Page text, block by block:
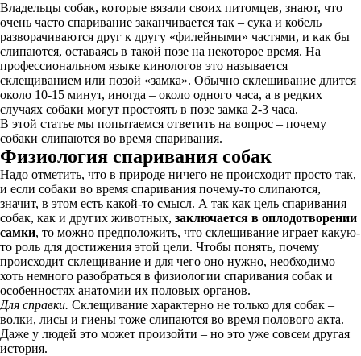
Владельцы собак, которые вязали своих питомцев, знают, что
очень часто спаривание заканчивается так – сука и кобель
разворачиваются друг к другу «филейными» частями, и как бы
слипаются, оставаясь в такой позе на некоторое время. На
профессиональном языке кинологов это называется
склещиванием или позой «замка». Обычно склещивание длится
около 10-15 минут, иногда – около одного часа, а в редких
случаях собаки могут простоять в позе замка 2-3 часа.
В этой статье мы попытаемся ответить на вопрос – почему
собаки слипаются во время спаривания.
Физиология спаривания собак
Надо отметить, что в природе ничего не происходит просто так,
и если собаки во время спаривания почему-то слипаются,
значит, в этом есть какой-то смысл. А так как цель спаривания
собак, как и других животных, заключается в оплодотворении
самки, то можно предположить, что склещивание играет какую-
то роль для достижения этой цели. Чтобы понять, почему
происходит склещивание и для чего оно нужно, необходимо
хоть немного разобраться в физиологии спаривания собак и
особенностях анатомии их половых органов.
Для справки. Склещивание характерно не только для собак –
волки, лисы и гиены тоже слипаются во время полового акта.
Даже у людей это может произойти – но это уже совсем другая
история.